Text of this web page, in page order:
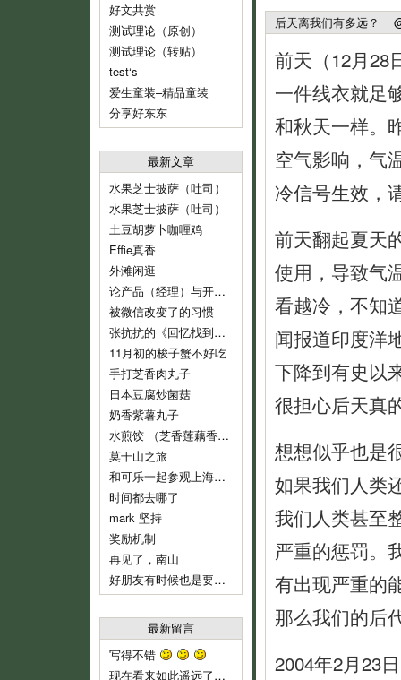
好文共赏
测试理论（原创）
测试理论（转贴）
test‘s
爱生童装–精品童装
分享好东东
最新文章
水果芝士披萨（吐司）
水果芝士披萨（吐司）
土豆胡萝卜咖喱鸡
Effie真香
外滩闲逛
论产品（经理）与开发（经理）的话语权
被微信改变了的习惯
张抗抗的《回忆找到了我》
11月初的梭子蟹不好吃
手打芝香肉丸子
日本豆腐炒菌菇
奶香紫薯丸子
水煎饺 （芝香莲藕香菇肉饺）
莫干山之旅
和可乐一起参观上海鲁迅纪念馆
时间都去哪了
mark 坚持
奖励机制
再见了，南山
好朋友有时候也是要分开的
最新留言
写得不错
现在看来如此遥远了……
后天离我们有多远？
前天（12月28
一件线衣就足
和秋天一样。
空气影响，气
冷信号生效，
前天翻起夏天
使用，导致气
看越冷，不知
闻报道印度洋
下降到有史以
很担心后天真
想想似乎也是
如果我们人类
我们人类甚至
严重的惩罚。
有出现严重的
那么我们的后
2004年2月23